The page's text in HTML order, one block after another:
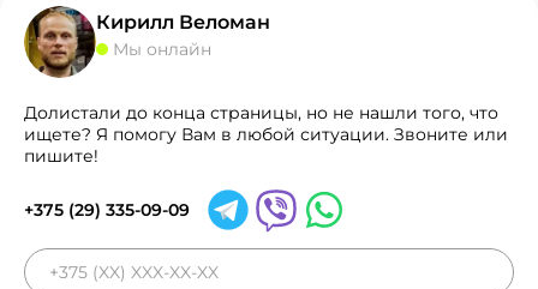
Кирилл Веломан
Мы онлайн
Долистали до конца страницы, но не нашли того, что
ищете? Я помогу Вам в любой ситуации. Звоните или
пишите!
+375 (29) 335-09-09